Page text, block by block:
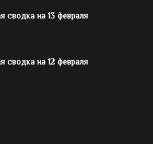
сводка на 13 февраля
сводка на 12 февраля